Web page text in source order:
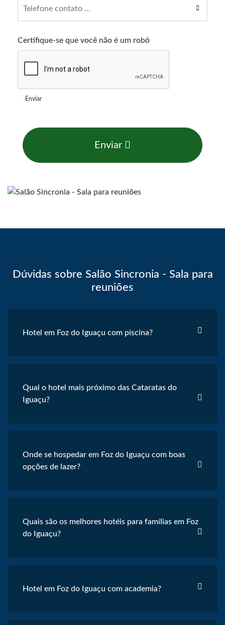
Certifique-se que você não é um robô
Enviar
Enviar
Dúvidas sobre Salão Sincronia - Sala para
reuniões
Hotel em Foz do Iguaçu com piscina?
Qual o hotel mais próximo das Cataratas do
Iguaçu?
Onde se hospedar em Foz do Iguaçu com boas
opções de lazer?
Quais são os melhores hotéis para famílias em Foz
do Iguaçu?
Hotel em Foz do Iguaçu com academia?